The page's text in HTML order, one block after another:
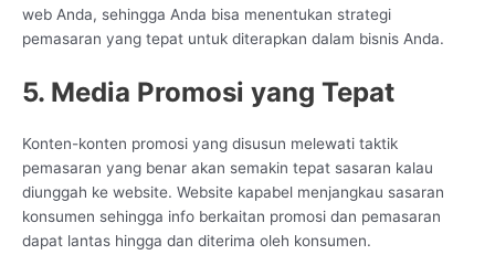
web Anda, sehingga Anda bisa menentukan strategi
pemasaran yang tepat untuk diterapkan dalam bisnis Anda.
5. Media Promosi yang Tepat
Konten-konten promosi yang disusun melewati taktik
pemasaran yang benar akan semakin tepat sasaran kalau
diunggah ke website. Website kapabel menjangkau sasaran
konsumen sehingga info berkaitan promosi dan pemasaran
dapat lantas hingga dan diterima oleh konsumen.